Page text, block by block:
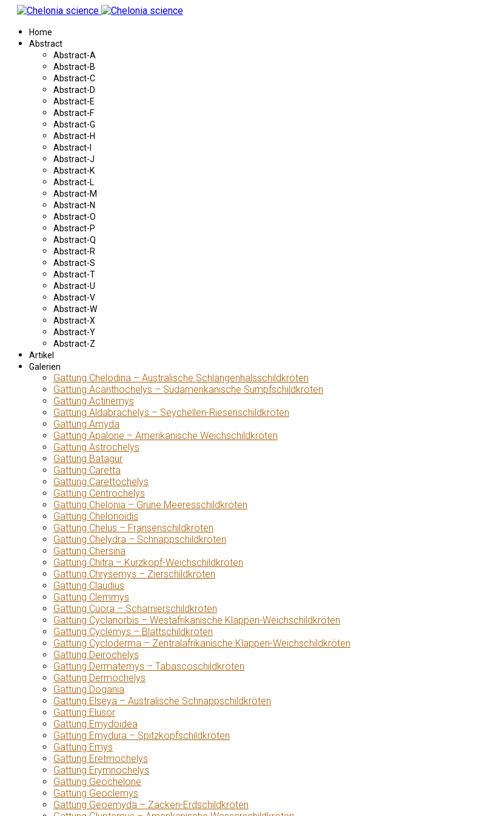
Home
Abstract
Abstract-A
Abstract-B
Abstract-C
Abstract-D
Abstract-E
Abstract-F
Abstract-G
Abstract-H
Abstract-I
Abstract-J
Abstract-K
Abstract-L
Abstract-M
Abstract-N
Abstract-O
Abstract-P
Abstract-Q
Abstract-R
Abstract-S
Abstract-T
Abstract-U
Abstract-V
Abstract-W
Abstract-X
Abstract-Y
Abstract-Z
Artikel
Galerien
Gattung Chelodina – Australische Schlangenhalsschildkröten
Gattung Acanthochelys – Südamerikanische Sumpfschildkröten
Gattung Actinemys
Gattung Aldabrachelys – Seychellen-Riesenschildkröten
Gattung Amyda
Gattung Apalone – Amerikanische Weichschildkröten
Gattung Astrochelys
Gattung Batagur
Gattung Caretta
Gattung Carettochelys
Gattung Centrochelys
Gattung Chelonia – Grüne Meeresschildkröten
Gattung Chelonoidis
Gattung Chelus – Fransenschildkröten
Gattung Chelydra – Schnappschildkröten
Gattung Chersina
Gattung Chitra – Kurzkopf-Weichschildkröten
Gattung Chrysemys – Zierschildkröten
Gattung Claudius
Gattung Clemmys
Gattung Cuora – Scharnierschildkröten
Gattung Cyclanorbis – Westafrikanische Klappen-Weichschildkröten
Gattung Cyclemys – Blattschildkröten
Gattung Cycloderma – Zentralafrikanische Klappen-Weichschildkröten
Gattung Deirochelys
Gattung Dermatemys – Tabascoschildkröten
Gattung Dermochelys
Gattung Dogania
Gattung Elseya – Australische Schnappschildkröten
Gattung Elusor
Gattung Emydoidea
Gattung Emydura – Spitzkopfschildkröten
Gattung Emys
Gattung Eretmochelys
Gattung Erymnochelys
Gattung Geochelone
Gattung Geoclemys
Gattung Geoemyda – Zacken-Erdschildkröten